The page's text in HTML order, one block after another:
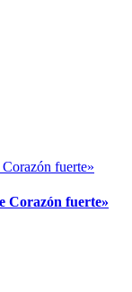
Corazón fuerte»